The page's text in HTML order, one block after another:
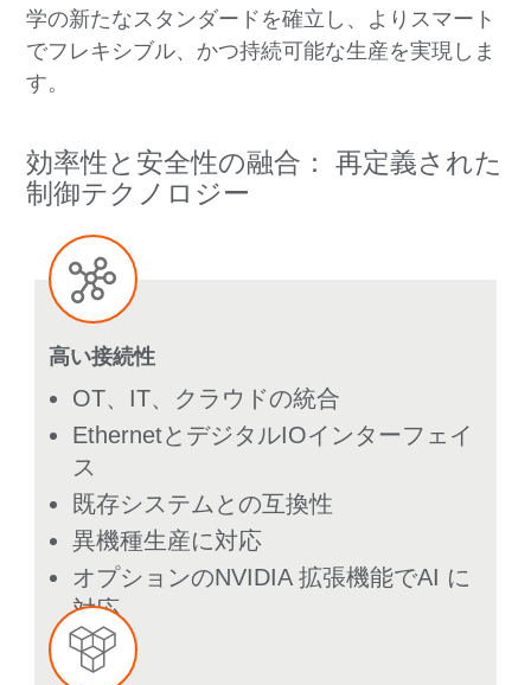
学の新たなスタンダードを確立し、よりスマート
でフレキシブル、かつ持続可能な生産を実現しま
す。
効率性と安全性の融合： 再定義された
制御テクノロジー
高い接続性
OT、IT、クラウドの統合
EthernetとデジタルIOインターフェイ
ス
既存システムとの互換性
異機種生産に対応
オプションのNVIDIA 拡張機能でAI に
対応